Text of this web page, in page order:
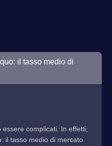
il tasso medio di
complicati. In effetti,
il tasso medio di mercato.